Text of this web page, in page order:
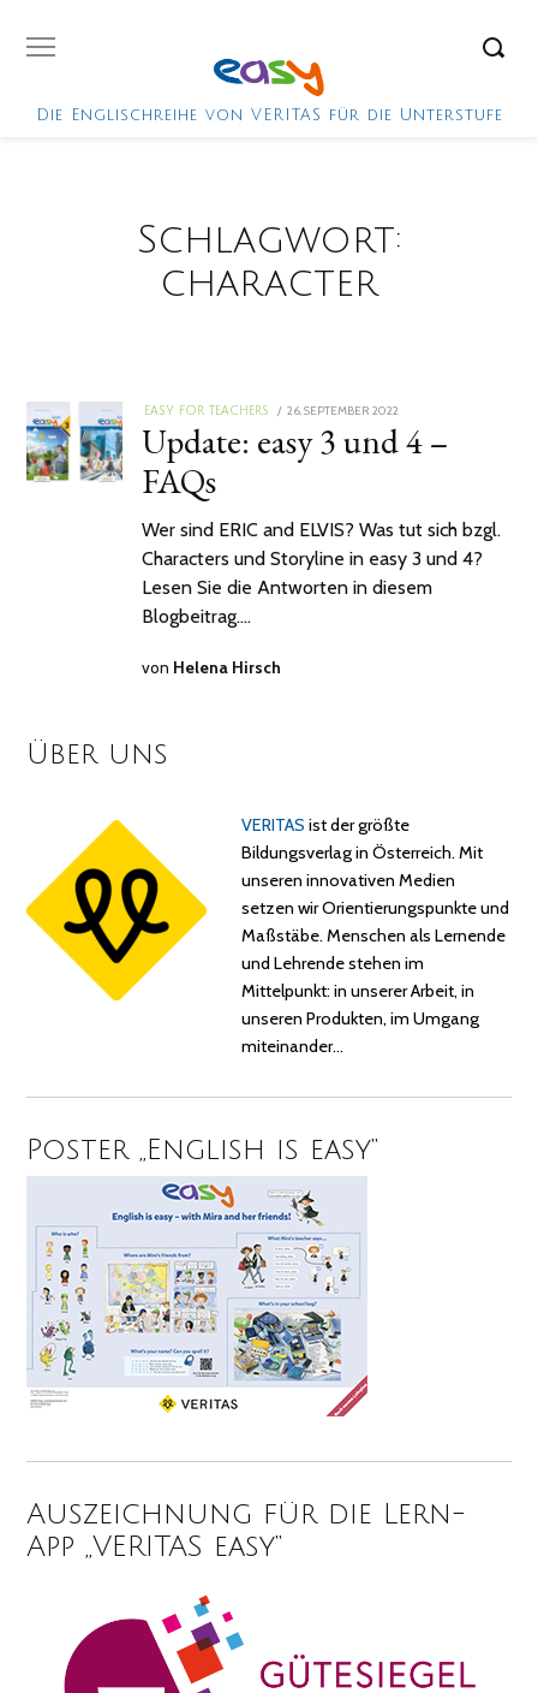
Die Englischreihe von VERITAS für die Unterstufe
Schlagwort:
character
EASY FOR TEACHERS
POSTED
26. SEPTEMBER 2022
SEPTEMBER
2022
Update: easy 3 und 4 –
FAQs
Wer sind ERIC and ELVIS? Was tut sich bzgl.
Characters und Storyline in easy 3 und 4?
Lesen Sie die Antworten in diesem
Blogbeitrag.…
von Helena Hirsch
Über uns
VERITAS ist der größte
Bildungsverlag in Österreich. Mit
unseren innovativen Medien
setzen wir Orientierungspunkte und
Maßstäbe. Menschen als Lernende
und Lehrende stehen im
Mittelpunkt: in unserer Arbeit, in
unseren Produkten, im Umgang
miteinander…
Poster „English is easy“
Auszeichnung für die Lern-
App „VERITAS easy“